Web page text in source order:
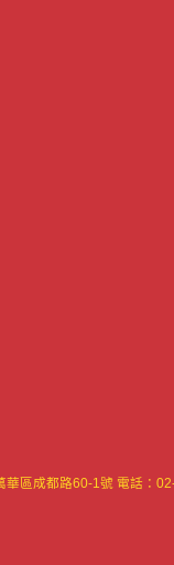
華區成都路60-1號 電話：